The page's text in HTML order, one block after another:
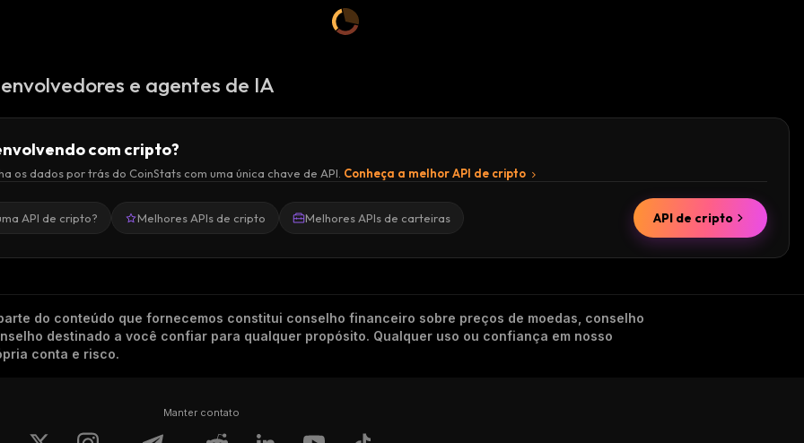
e agentes de IA
com cripto?
os dados por trás do CoinStats com uma única chave de API. Conheça a melhor API de cripto
API de cripto? Melhores APIs de cripto Melhores APIs de carteiras API de cripto
do conteúdo que fornecemos constitui conselho financeiro sobre preços de moedas, conselho
destinado a você confiar para qualquer propósito. Qualquer uso ou confiança em nosso
conta e risco.
Manter contato